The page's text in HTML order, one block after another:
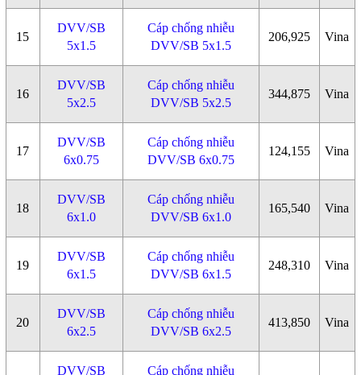
15
DVV/SB
5x1.5
Cáp chống nhiễu
DVV/SB 5x1.5
206,925 Vina
16
DVV/SB
5x2.5
Cáp chống nhiễu
DVV/SB 5x2.5
344,875 Vina
17
DVV/SB
6x0.75
Cáp chống nhiễu
DVV/SB 6x0.75
124,155 Vina
18
DVV/SB
6x1.0
Cáp chống nhiễu
DVV/SB 6x1.0
165,540 Vina
19
DVV/SB
6x1.5
Cáp chống nhiễu
DVV/SB 6x1.5
248,310 Vina
20
DVV/SB
6x2.5
Cáp chống nhiễu
DVV/SB 6x2.5
413,850 Vina
DVV/SB Cáp chống nhiễu